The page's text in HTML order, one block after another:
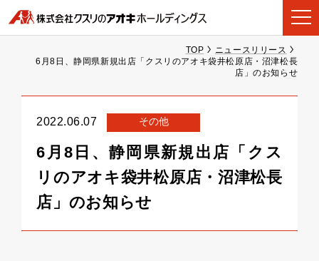
TOP
ニュースリリース
6月8日、静岡県新規出店「クスリのアオキ袋井松原店・沼津松長
店」のお知らせ
2022.06.07 その他
6月8日、静岡県新規出店「クス
リのアオキ袋井松原店・沼津松長
店」のお知らせ